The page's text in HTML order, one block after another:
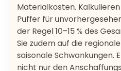
Materialkosten.
Puffer für
der Regel 10–15 % des
Sie zudem auf die
saisonale Schwankungen.
nicht nur den